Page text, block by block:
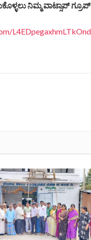
ನಿಮ್ಮ ವಾಟ್ಸಾಪ್